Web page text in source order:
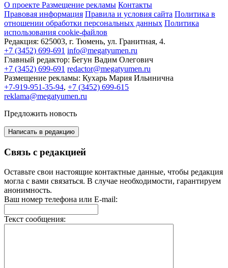
О проекте Размещение рекламы Контакты
Правовая информация Правила и условия сайта Политика в
отношении обработки персональных данных Политика
использования cookie-файлов
Редакция: 625003, г. Тюмень, ул. Гранитная, 4.
+7 (3452) 699-691 info@megatyumen.ru
Главный редактор: Бегун Вадим Олегович
+7 (3452) 699-691 redactor@megatyumen.ru
Размещение рекламы: Кухарь Мария Ильинична
+7-919-951-35-94, +7 (3452) 699-615
reklama@megatyumen.ru
Предложить новость
Написать в редакцию
Связь с редакцией
Оставьте свои настоящие контактные данные, чтобы редакция
могла с вами связаться. В случае необходимости, гарантируем
анонимность.
Ваш номер телефона или E-mail:
Текст сообщения: